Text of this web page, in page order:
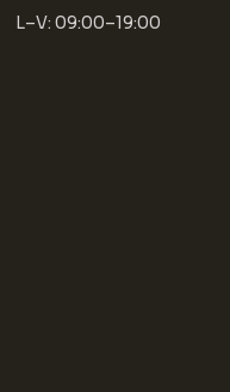
L–V: 09:00–19:00